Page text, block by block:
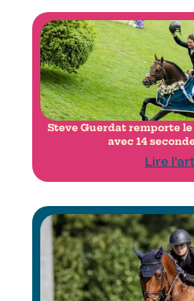
Steve Guerdat remporte
avec 14
Lire